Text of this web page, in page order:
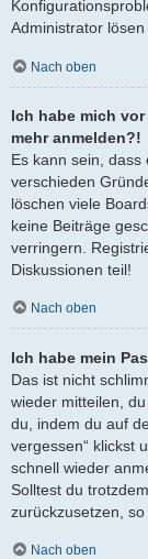
Administrator lösen
Nach oben
Ich habe mich
mehr anmelden?!
Es kann sein,
verschieden
löschen viele
keine Beiträge
verringern.
Diskussionen teil!
Nach oben
Ich habe mein
Das ist nicht
wieder mitteilen,
du, indem du auf
vergessen“ klickst
schnell wieder
Solltest du
zurückzusetzen,
Nach oben